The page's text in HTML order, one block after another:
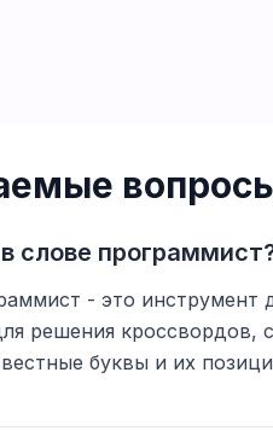
слове
- это
решения
буквы и их